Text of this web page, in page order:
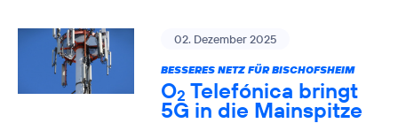
02. Dezember 2025
BESSERES NETZ FÜR BISCHOFSHEIM
O2 Telefónica bringt
5G in die Mainspitze